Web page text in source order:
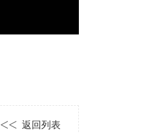
<< 返回列表